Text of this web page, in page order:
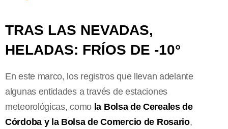
TRAS LAS NEVADAS,
HELADAS: FRÍOS DE -10°
En este marco, los registros que llevan adelante
algunas entidades a través de estaciones
meteorológicas, como la Bolsa de Cereales de
Córdoba y la Bolsa de Comercio de Rosario,